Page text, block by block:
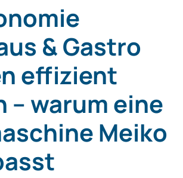
& Gastro
effizient
– warum eine
Meiko